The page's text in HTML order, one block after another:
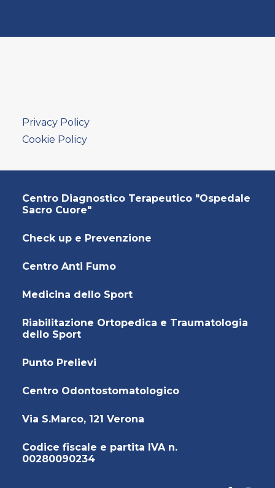
Privacy Policy
Cookie Policy
Centro Diagnostico Terapeutico "Ospedale
Sacro Cuore"
Check up e Prevenzione
Centro Anti Fumo
Medicina dello Sport
Riabilitazione Ortopedica e Traumatologia
dello Sport
Punto Prelievi
Centro Odontostomatologico
Via S.Marco, 121 Verona
Codice fiscale e partita IVA n.
00280090234